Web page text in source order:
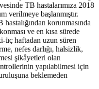
TB hastalarımıza 2018
verilmeye başlanmıştır.
korunmasında
ve en kısa sürede
üç haftadan uzun süren
nefes darlığı, halsizlik,
şikâyetleri olan
yapılabilmesi için
beklemeden